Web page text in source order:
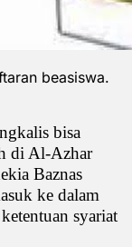
beasiswa.
bisa
di Al-Azhar
Baznas
ke dalam
syariat